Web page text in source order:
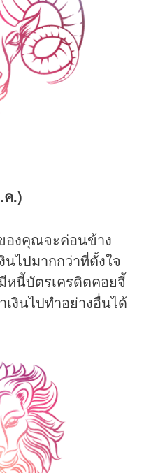
ค.)
องคุณจะค่อนข้าง
ไปมากกว่าที่ตั้งใจ
หนี้บัตรเครดิตคอยจี้
งินไปทำอย่างอื่นได้